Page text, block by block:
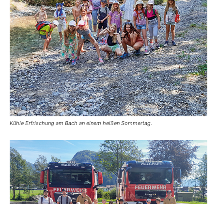
Kühle Erfrischung am Bach an einem heißen Sommertag.